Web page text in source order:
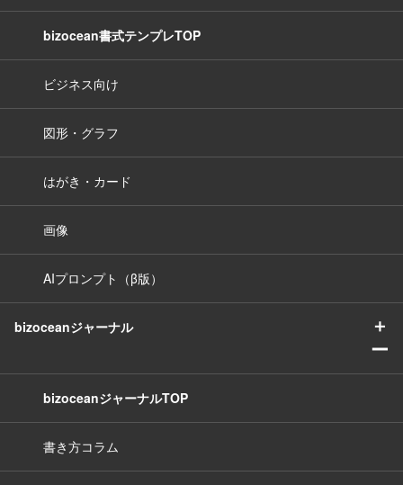
bizocean書式テンプレTOP
ビジネス向け
図形・グラフ
はがき・カード
画像
AIプロンプト（β版）
bizoceanジャーナル
＋
ー
bizoceanジャーナルTOP
書き方コラム